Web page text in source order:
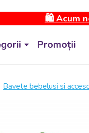
🛍️ Acum
Promoții
Bavete bebelusi si